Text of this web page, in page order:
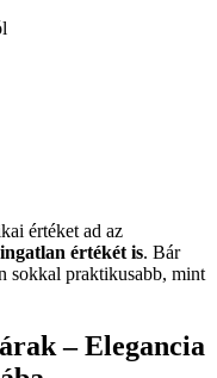
értéket ad az
értékét is. Bár
sokkal praktikusabb, mint
– Elegancia